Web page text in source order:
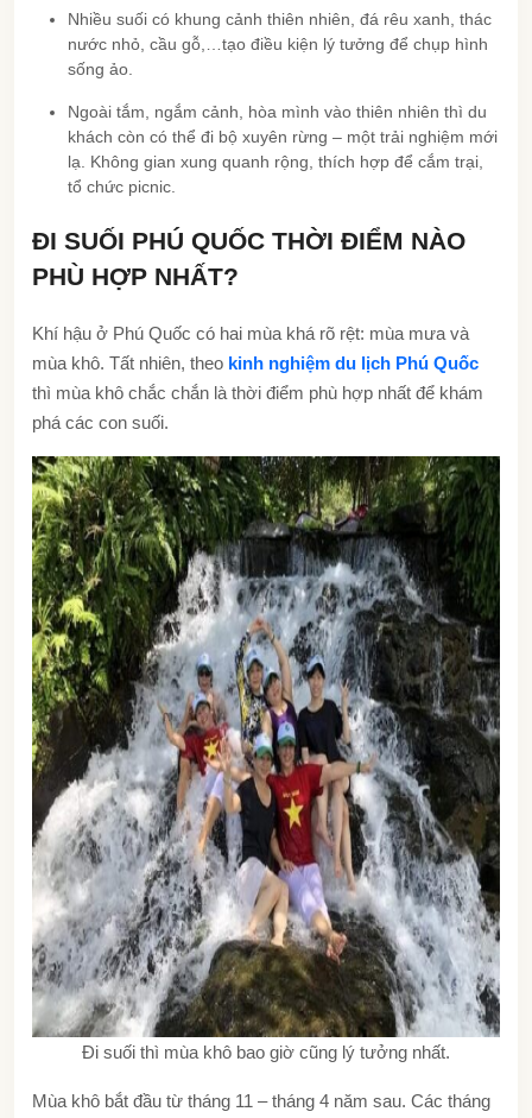
Nhiều suối có khung cảnh thiên nhiên, đá rêu xanh, thác
nước nhỏ, cầu gỗ,…tạo điều kiện lý tưởng để chụp hình
sống ảo.
Ngoài tắm, ngắm cảnh, hòa mình vào thiên nhiên thì du
khách còn có thể đi bộ xuyên rừng – một trải nghiệm mới
lạ. Không gian xung quanh rộng, thích hợp để cắm trại,
tổ chức picnic.
ĐI SUỐI PHÚ QUỐC THỜI ĐIỂM NÀO
PHÙ HỢP NHẤT?
Khí hậu ở Phú Quốc có hai mùa khá rõ rệt: mùa mưa và
mùa khô. Tất nhiên, theo kinh nghiệm du lịch Phú Quốc
thì mùa khô chắc chắn là thời điểm phù hợp nhất để khám
phá các con suối.
Đi suối thì mùa khô bao giờ cũng lý tưởng nhất.
Mùa khô bắt đầu từ tháng 11 – tháng 4 năm sau. Các tháng